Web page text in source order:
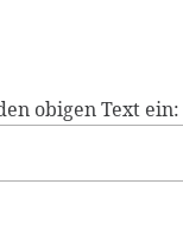
obigen Text ein: